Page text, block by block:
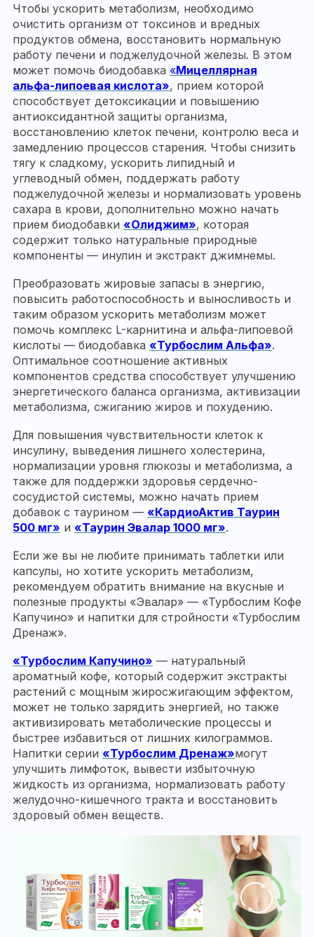
Чтобы ускорить метаболизм, необходимо
очистить организм от токсинов и вредных
продуктов обмена, восстановить нормальную
работу печени и поджелудочной железы. В этом
может помочь биодобавка «Мицеллярная
альфа-липоевая кислота», прием которой
способствует детоксикации и повышению
антиоксидантной защиты организма,
восстановлению клеток печени, контролю веса и
замедлению процессов старения. Чтобы снизить
тягу к сладкому, ускорить липидный и
углеводный обмен, поддержать работу
поджелудочной железы и нормализовать уровень
сахара в крови, дополнительно можно начать
прием биодобавки «Олиджим», которая
содержит только натуральные природные
компоненты — инулин и экстракт джимнемы.
Преобразовать жировые запасы в энергию,
повысить работоспособность и выносливость и
таким образом ускорить метаболизм может
помочь комплекс L-карнитина и альфа-липоевой
кислоты — биодобавка «Турбослим Альфа».
Оптимальное соотношение активных
компонентов средства способствует улучшению
энергетического баланса организма, активизации
метаболизма, сжиганию жиров и похудению.
Для повышения чувствительности клеток к
инсулину, выведения лишнего холестерина,
нормализации уровня глюкозы и метаболизма, а
также для поддержки здоровья сердечно-
сосудистой системы, можно начать прием
добавок с таурином — «КардиоАктив Таурин
500 мг» и «Таурин Эвалар 1000 мг».
Если же вы не любите принимать таблетки или
капсулы, но хотите ускорить метаболизм,
рекомендуем обратить внимание на вкусные и
полезные продукты «Эвалар» — «Турбослим Кофе
Капучино» и напитки для стройности «Турбослим
Дренаж».
«Турбослим Капучино» — натуральный
ароматный кофе, который содержит экстракты
растений с мощным жиросжигающим эффектом,
может не только зарядить энергией, но также
активизировать метаболические процессы и
быстрее избавиться от лишних килограммов.
Напитки серии «Турбослим Дренаж»могут
улучшить лимфоток, вывести избыточную
жидкость из организма, нормализовать работу
желудочно-кишечного тракта и восстановить
здоровый обмен веществ.